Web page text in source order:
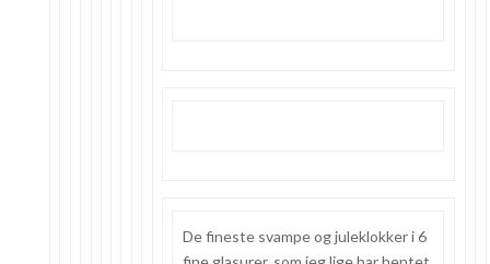
De fineste svampe og juleklokker i 6